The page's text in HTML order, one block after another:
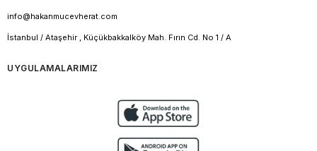
info@hakanmucevherat.com
İstanbul / Ataşehir , Küçükbakkalköy Mah. Fırın Cd. No 1 / A
UYGULAMALARIMIZ